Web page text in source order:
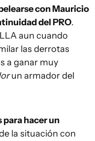
con Mauricio
del PRO.
aun cuando
las derrotas
a ganar muy
un armador del
para hacer un
la situación con